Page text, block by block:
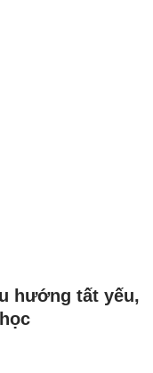
hướng tất yếu,